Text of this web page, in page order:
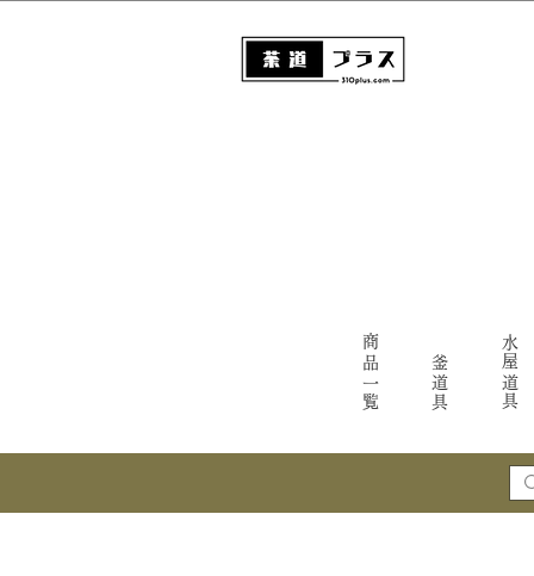
商品一覧 釜道具 水屋道具